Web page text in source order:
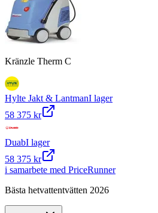
Kränzle Therm C
Hylte Jakt & LantmanI lager
58 375 kr
DuabI lager
58 375 kr
i samarbete med PriceRunner
Bästa hetvattentvätten 2026